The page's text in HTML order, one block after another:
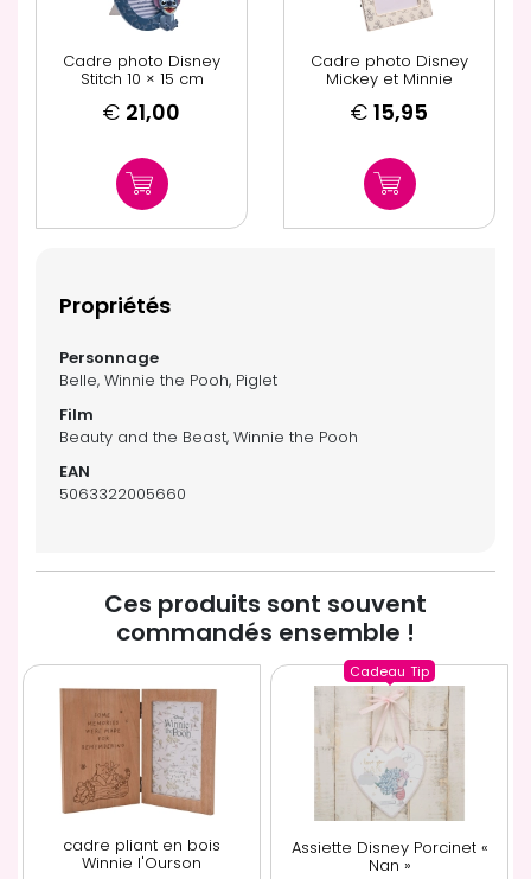
Cadre photo Disney
Stitch 10 × 15 cm
€ 21,00
Cadre photo Disney
Mickey et Minnie
€ 15,95
Propriétés
Belle, Winnie the Pooh, Piglet
Beauty and the Beast, Winnie the Pooh
5063322005660
Ces produits sont souvent
commandés ensemble !
cadre pliant en bois
Winnie l'Ourson
Cadeau Tip
Assiette Disney Porcinet «
Nan »